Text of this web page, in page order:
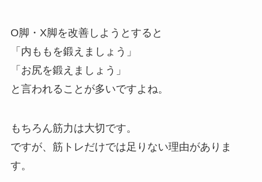
O脚・X脚を改善しようとすると
「内ももを鍛えましょう」
「お尻を鍛えましょう」
と言われることが多いですよね。
もちろん筋力は大切です。
ですが、筋トレだけでは足りない理由がありま
す。